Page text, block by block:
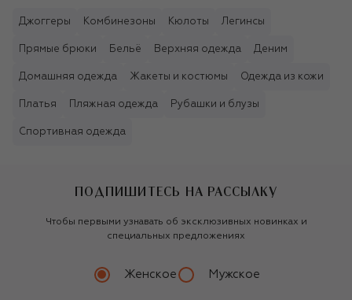
Джоггеры Комбинезоны Кюлоты Легинсы
Прямые брюки Бельё Верхняя одежда Деним
Домашняя одежда Жакеты и костюмы Одежда из кожи
Платья Пляжная одежда Рубашки и блузы
Спортивная одежда
ПОДПИШИТЕСЬ НА РАССЫЛКУ
Чтобы первыми узнавать об эксклюзивных новинках и
специальных предложениях
Женское Мужское